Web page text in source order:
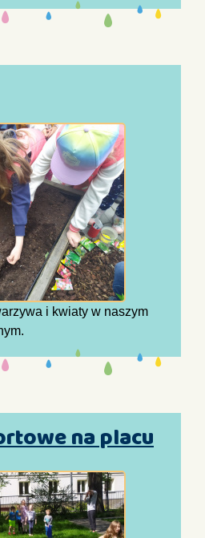
i kwiaty w naszym
na placu